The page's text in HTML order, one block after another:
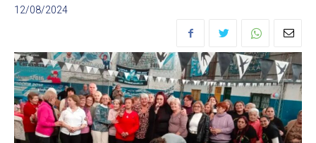
12/08/2024